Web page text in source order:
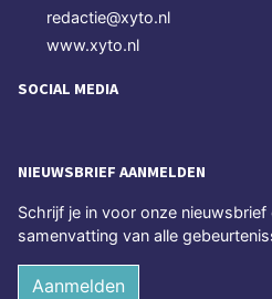
redactie@xyto.nl
www.xyto.nl
SOCIAL MEDIA
NIEUWSBRIEF AANMELDEN
Schrijf je in voor onze
samenvatting van alle
Aanmelden